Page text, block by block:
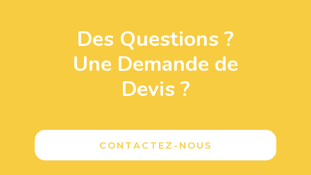
Des Questions ?
Une Demande de
Devis ?
CONTACTEZ-NOUS